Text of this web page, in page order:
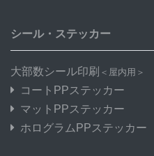
シール・ステッカー
大部数シール印刷 ＜屋内用＞
コートPPステッカー
マットPPステッカー
ホログラムPPステッカー